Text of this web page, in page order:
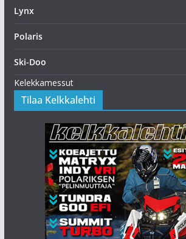
Lynx
Polaris
Ski-Doo
Kelekkamessut
Tilaa Kelkkalehti